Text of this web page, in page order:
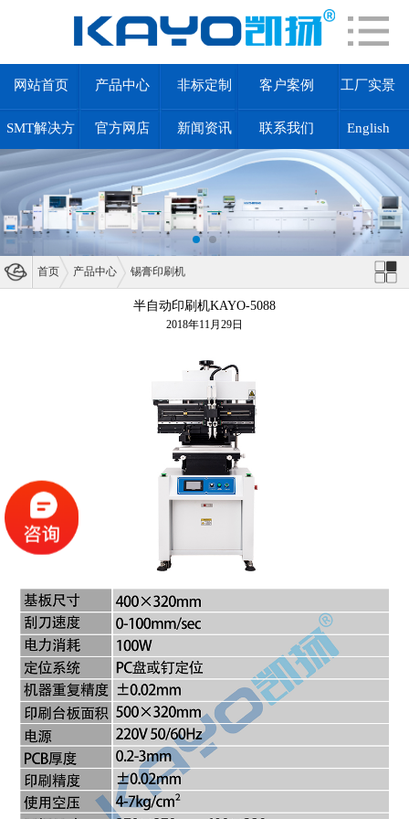
网站首页 产品中心 非标定制 客户案例 工厂实景
SMT解决方
案
官方网店 新闻资讯 联系我们 English
首页 产品中心 锡膏印刷机
半自动印刷机KAYO-5088
2018年11月29日